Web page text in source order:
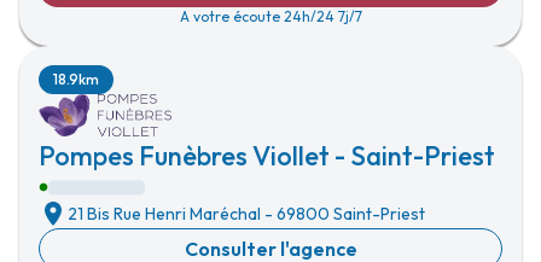
A votre écoute 24h/24 7j/7
Pompes Funèbres Viollet - Saint-Priest
18.9km
21 Bis Rue Henri Maréchal - 69800 Saint-Priest
Consulter l'agence